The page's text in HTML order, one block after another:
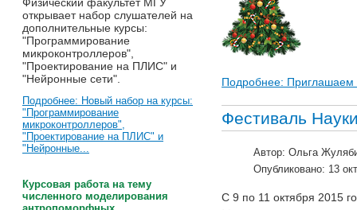
открывает набор слушателей на
дополнительные курсы:
"Программирование
микроконтроллеров",
"Проектирование на ПЛИС" и
"Нейронные сети".
Подробнее: Новый набор на курсы:
"Программирование
микроконтроллеров",
"Проектирование на ПЛИС" и
"Нейронные...
Курсовая работа на тему
численного моделирования
Подробнее: Приглашаем
Фестиваль
Автор: Ольга
Опубликовано: 13
С 9 по 11 октября 2015